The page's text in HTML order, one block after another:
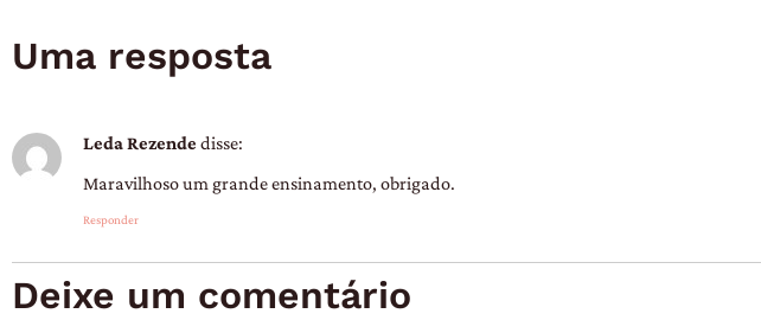
Uma resposta
Leda Rezende disse:
Maravilhoso um grande ensinamento, obrigado.
Responder
Deixe um comentário